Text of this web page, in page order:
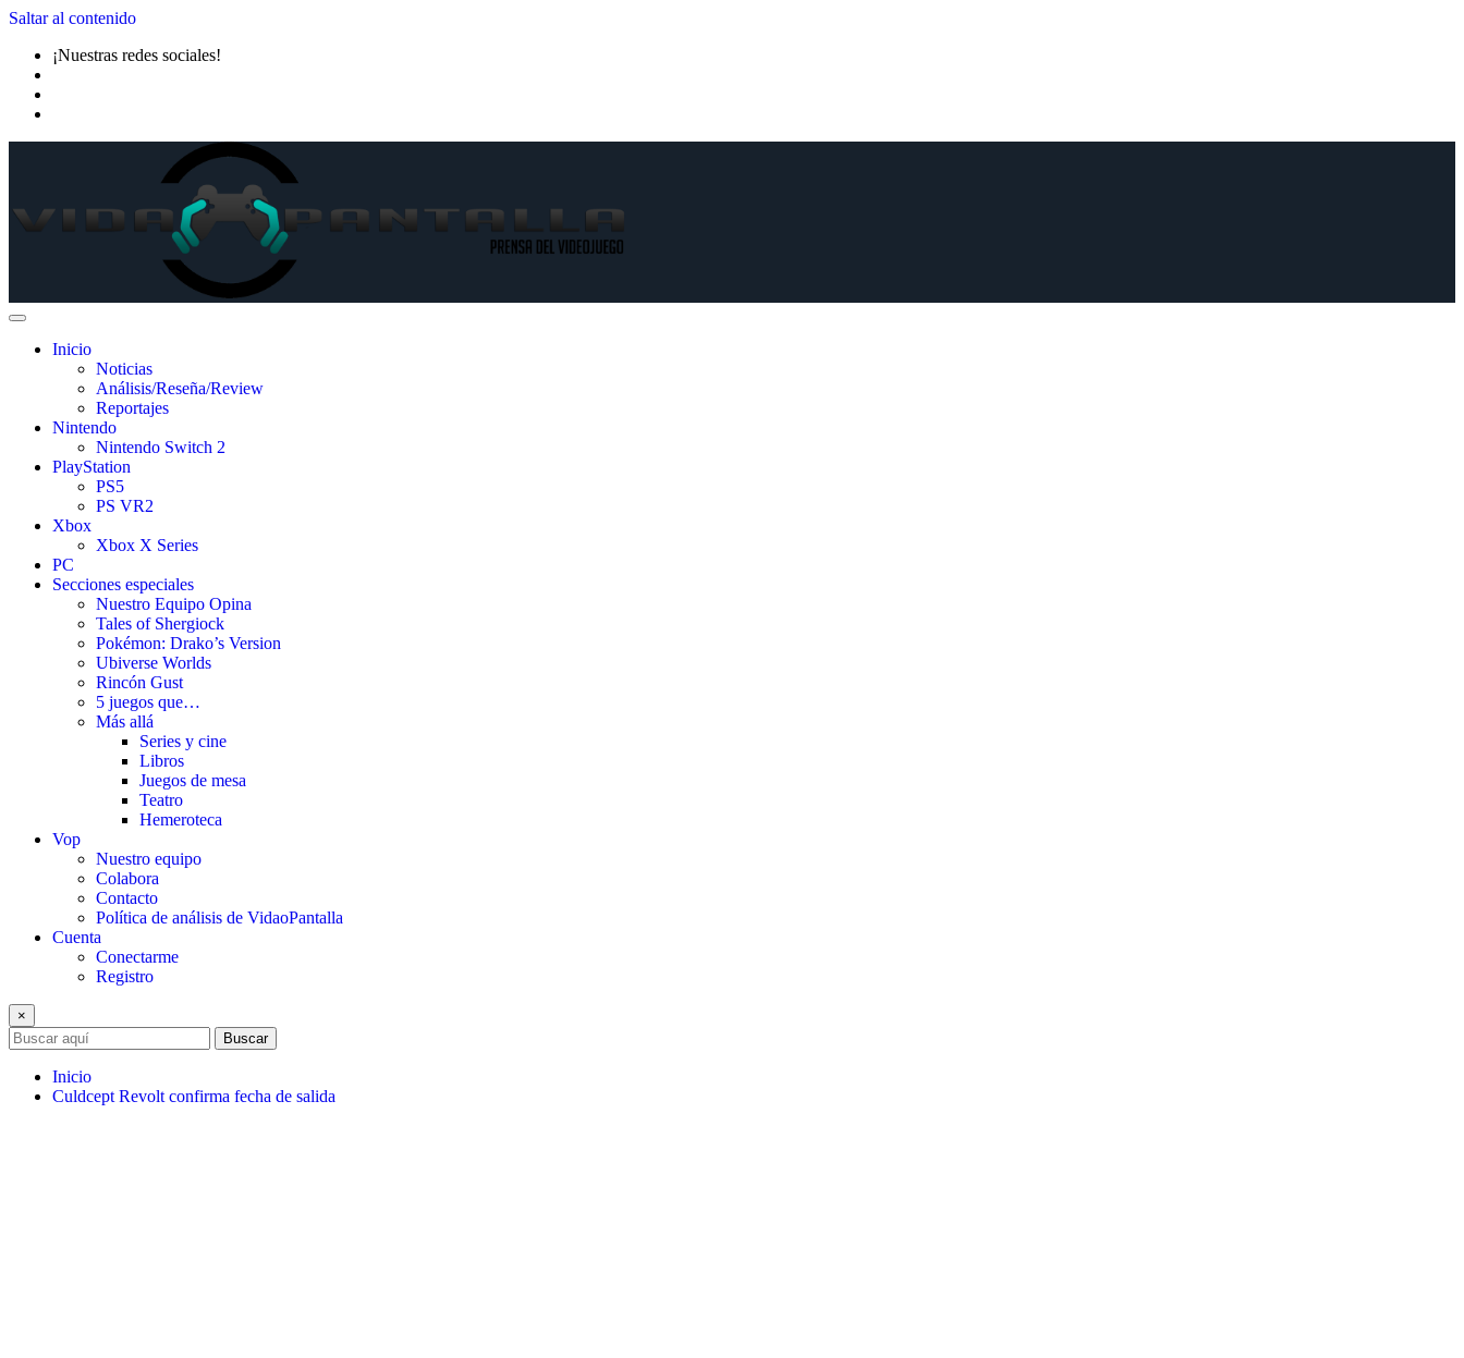
Saltar al contenido
¡Nuestras redes sociales!
Inicio
Noticias
Análisis/Reseña/Review
Reportajes
Nintendo
Nintendo Switch 2
PlayStation
PS5
PS VR2
Xbox
Xbox X Series
PC
Secciones especiales
Nuestro Equipo Opina
Tales of Shergiock
Pokémon: Drako’s Version
Ubiverse Worlds
Rincón Gust
5 juegos que…
Más allá
Series y cine
Libros
Juegos de mesa
Teatro
Hemeroteca
Vop
Nuestro equipo
Colabora
Contacto
Política de análisis de VidaoPantalla
Cuenta
Conectarme
Registro
×
Buscar
Inicio
Culdcept Revolt confirma fecha de salida